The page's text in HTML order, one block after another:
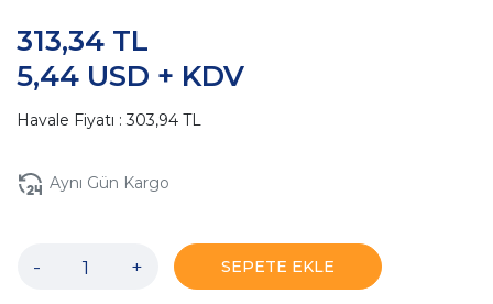
5,44 USD + KDV
313,34 TL
Havale Fiyatı : 303,94 TL
Aynı Gün Kargo
- + SEPETE EKLE